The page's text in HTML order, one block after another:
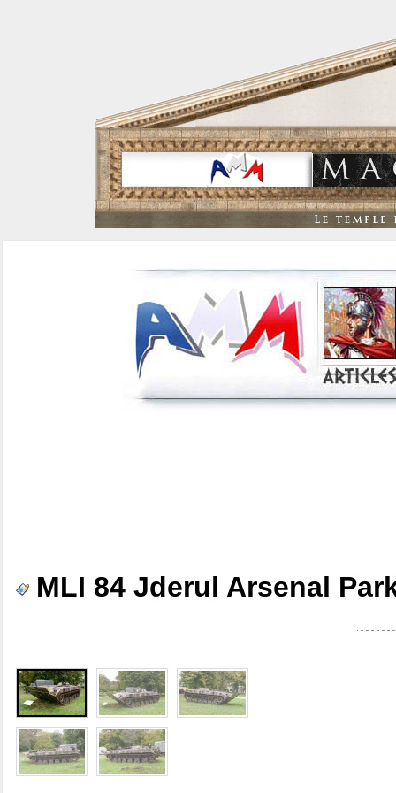
MLI 84 Jderul Arsenal